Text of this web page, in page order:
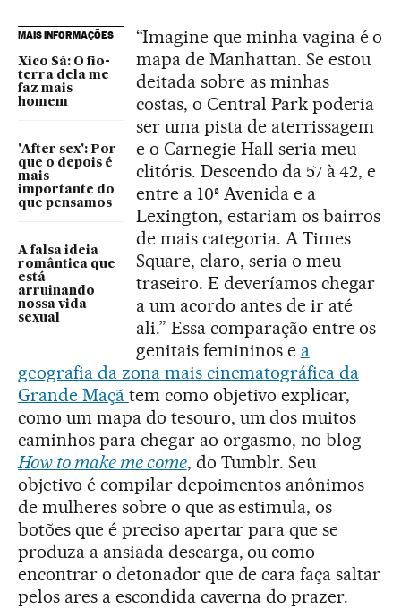
MAIS INFORMAÇÕES
Xico Sá: O fio-
terra dela me
faz mais
homem
'After sex': Por
que o depois é
mais
importante do
que pensamos
A falsa ideia
romântica que
está
arruinando
nossa vida
sexual
“Imagine que minha vagina é o
mapa de Manhattan. Se estou
deitada sobre as minhas
costas, o Central Park poderia
ser uma pista de aterrissagem
e o Carnegie Hall seria meu
clitóris. Descendo da 57 à 42, e
entre a 10ª Avenida e a
Lexington, estariam os bairros
de mais categoria. A Times
Square, claro, seria o meu
traseiro. E deveríamos chegar
a um acordo antes de ir até
ali.” Essa comparação entre os
genitais femininos e a
geografia da zona mais cinematográfica da
Grande Maçã tem como objetivo explicar,
como um mapa do tesouro, um dos muitos
caminhos para chegar ao orgasmo, no blog
How to make me come, do Tumblr. Seu
objetivo é compilar depoimentos anônimos
de mulheres sobre o que as estimula, os
botões que é preciso apertar para que se
produza a ansiada descarga, ou como
encontrar o detonador que de cara faça saltar
pelos ares a escondida caverna do prazer.